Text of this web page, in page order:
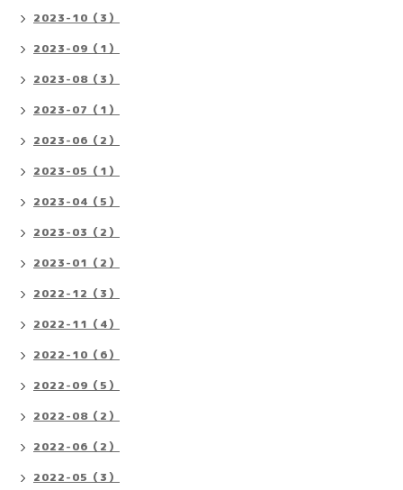
2023-10（3）
2023-09（1）
2023-08（3）
2023-07（1）
2023-06（2）
2023-05（1）
2023-04（5）
2023-03（2）
2023-01（2）
2022-12（3）
2022-11（4）
2022-10（6）
2022-09（5）
2022-08（2）
2022-06（2）
2022-05（3）